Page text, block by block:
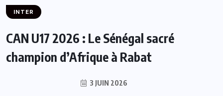
INTER
CAN U17 2026 : Le Sénégal sacré
champion d’Afrique à Rabat
3 JUIN 2026